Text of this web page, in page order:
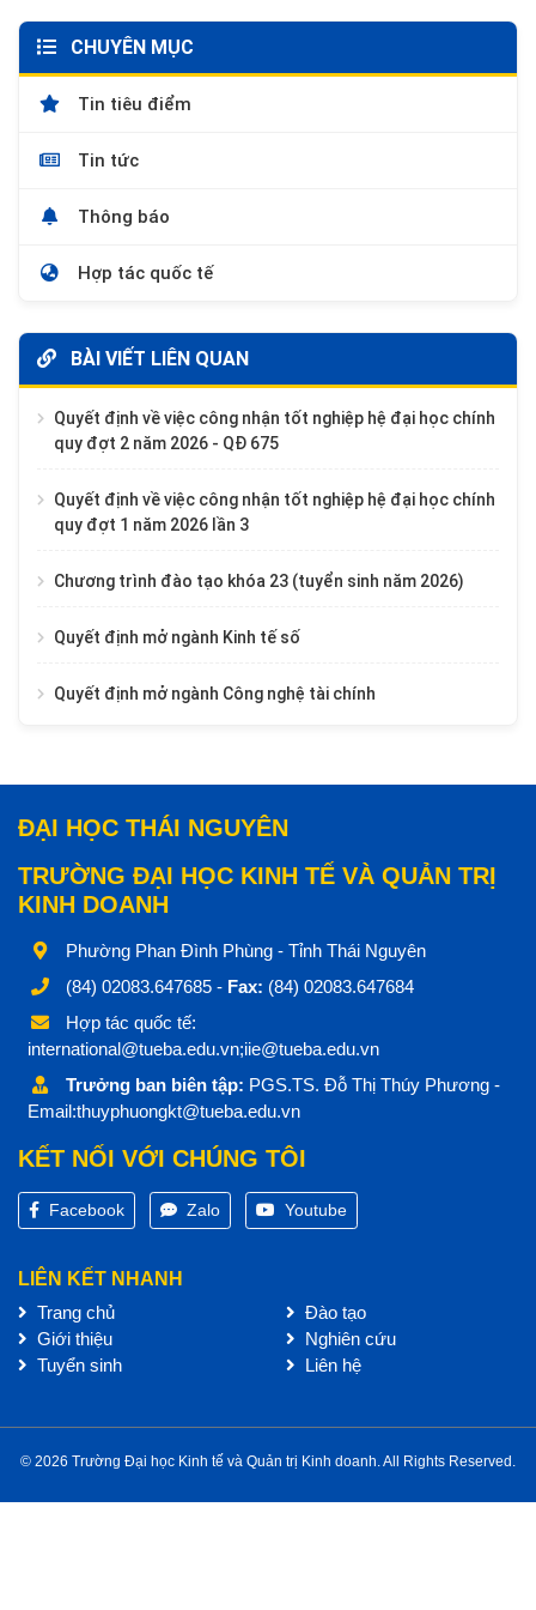
CHUYÊN MỤC
Tin tiêu điểm
Tin tức
Thông báo
Hợp tác quốc tế
BÀI VIẾT LIÊN QUAN
Quyết định về việc công nhận tốt nghiệp hệ đại học chính
quy đợt 2 năm 2026 - QĐ 675
Quyết định về việc công nhận tốt nghiệp hệ đại học chính
quy đợt 1 năm 2026 lần 3
Chương trình đào tạo khóa 23 (tuyển sinh năm 2026)
Quyết định mở ngành Kinh tế số
Quyết định mở ngành Công nghệ tài chính
ĐẠI HỌC THÁI NGUYÊN
TRƯỜNG ĐẠI HỌC KINH TẾ VÀ QUẢN TRỊ
KINH DOANH
Phường Phan Đình Phùng - Tỉnh Thái Nguyên
(84) 02083.647685 - Fax: (84) 02083.647684
Hợp tác quốc tế:
international@tueba.edu.vn;iie@tueba.edu.vn
Trưởng ban biên tập: PGS.TS. Đỗ Thị Thúy Phương -
Email:thuyphuongkt@tueba.edu.vn
KẾT NỐI VỚI CHÚNG TÔI
Facebook Zalo Youtube
LIÊN KẾT NHANH
Trang chủ
Giới thiệu
Tuyển sinh
Đào tạo
Nghiên cứu
Liên hệ
© 2026 Trường Đại học Kinh tế và Quản trị Kinh doanh. All Rights Reserved.